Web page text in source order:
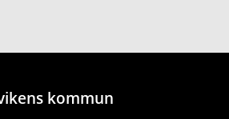
kommun